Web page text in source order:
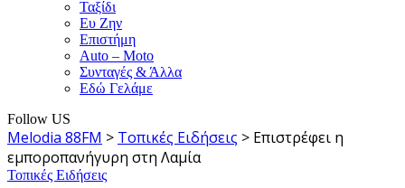
Ταξίδι
Ευ Ζην
Επιστήμη
Auto – Moto
Συνταγές & Άλλα
Εδώ Γελάμε
Follow US
Melodia 88FM > Τοπικές Ειδήσεις > Επιστρέφει η
εμποροπανήγυρη στη Λαμία
Τοπικές Ειδήσεις